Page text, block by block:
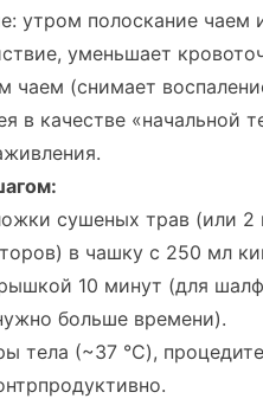
утром полоскание чаем
уменьшает
чаем (снимает
в качестве «начальной
сушеных трав (или 2
в чашку с 250 мл
10 минут (для
больше времени).
тела (~37 °C),